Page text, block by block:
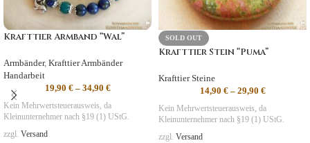
Krafttier Armband “Wal”
Armbänder, Krafttier Armbänder
Handarbeit
19,90 €– 34,90 €
Kein Mehrwertsteuerausweis, da
Kleinunternehmer nach §19 (1) UStG.
zzgl. Versand
SOLD OUT
Krafttier Stein “Puma”
Krafttier Steine
14,90 €– 29,90 €
Kein Mehrwertsteuerausweis, da
Kleinunternehmer nach §19 (1) UStG.
zzgl. Versand